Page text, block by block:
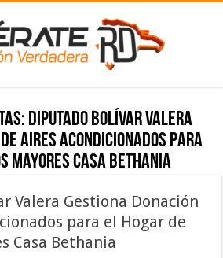
Diputado Bolívar Valera
Aires Acondicionados para
Mayores Casa Bethania
Valera Gestiona Donación
para el Hogar de
Casa Bethania